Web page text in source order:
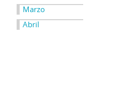
Marzo
Abril